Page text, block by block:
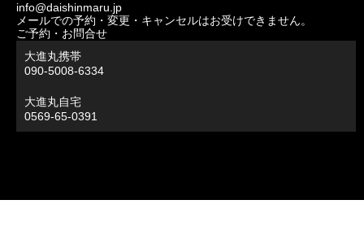
info@daishinmaru.jp
メールでの予約・変更・キャンセルはお受けできません。
ご予約・お問合せ
大進丸携帯
090-5008-6334
大進丸自宅
0569-65-0391